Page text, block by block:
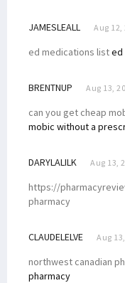
JAMESLEALL Aug 12,
ed medications listed
BRENTNUP Aug 13,
can you get cheap
mobic without a
DARYLALILK Aug 13,
https://
pharmacy
CLAUDELELVE Aug
northwest canadian
pharmacy